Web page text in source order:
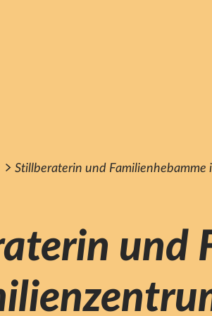
Stillberaterin und Familienhebamme
und